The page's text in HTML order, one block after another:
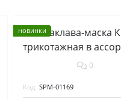
новинки
0
Код: SPM-01169